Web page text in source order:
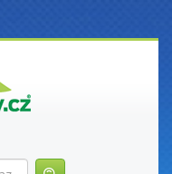
Zadejte